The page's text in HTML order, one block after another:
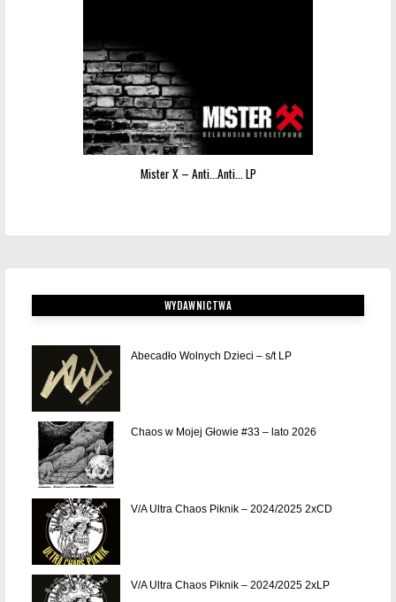
Mister X – Anti…Anti… LP
WYDAWNICTWA
Abecadło Wolnych Dzieci – s/t LP
Chaos w Mojej Głowie #33 – lato 2026
V/A Ultra Chaos Piknik – 2024/2025 2xCD
V/A Ultra Chaos Piknik – 2024/2025 2xLP